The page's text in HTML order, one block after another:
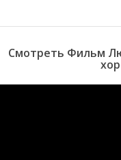
Смотреть Фильм